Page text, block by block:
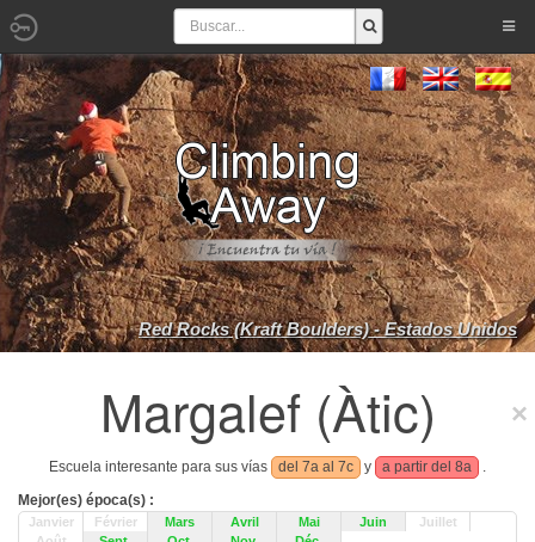
Red Rocks (Kraft Boulders) - Estados Unidos
Margalef (Àtic)
Escuela interesante para sus vías del 7a al 7c y a partir del 8a
.
Mejor(es) época(s) :
Janvier Février Mars Avril Mai Juin
Juillet